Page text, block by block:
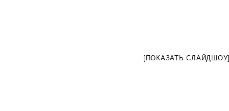
[ПОКАЗАТЬ СЛАЙДШОУ]